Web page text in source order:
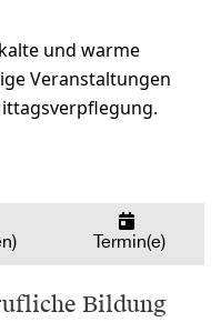
und warme
Veranstaltungen
Termin(e)
Bildung